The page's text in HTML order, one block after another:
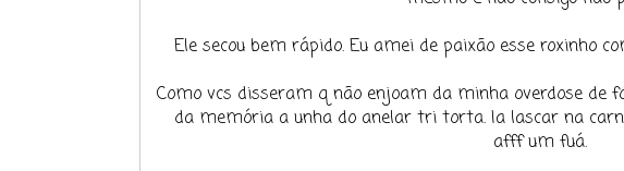
Ele secou bem rápido. Eu amei de paixão esse roxinho
Como vcs disseram q não enjoam da minha overdose de
da memória a unha do anelar tri torta. Ia lascar na
afff um fuá.